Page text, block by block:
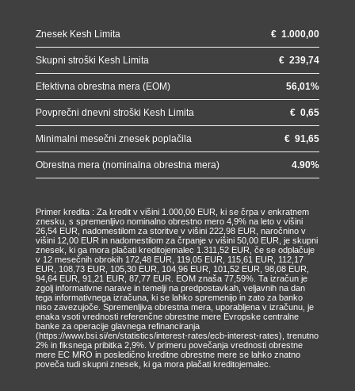
Znesek Kesh Limita €1.000,00
Skupni stroški Kesh Limita €239,74
Efektivna obrestna mera (EOM) 56,01%
Povprečni dnevni stroški Kesh Limita €0,65
Minimalni mesečni znesek poplačila €91,65
Obrestna mera (nominalna obrestna mera) 4.90%
Primer kredita : Za kredit v višini 1.000,00 EUR, ki se črpa v enkratnem
znesku, s spremenljivo nominalno obrestno mero 4,9% na leto v višini
26,54 EUR, nadomestilom za storitve v višini 222,98 EUR, naročnino v
višini 12,00 EUR in nadomestilom za črpanje v višini 50,00 EUR, je skupni
znesek, ki ga mora plačati kreditojemalec 1.311,52 EUR, če se odplačuje
v 12 mesečnih obrokih 172,48 EUR, 119,05 EUR, 115,61 EUR, 112,17
EUR, 108,73 EUR, 105,30 EUR, 104,96 EUR, 101,52 EUR, 98,08 EUR,
94,64 EUR, 91,21 EUR, 87,77 EUR. EOM znaša 77,59%. Ta izračun je
zgolj informativne narave in temelji na predpostavkah, veljavnih na dan
tega informativnega izračuna, ki se lahko spremenijo in zato za banko
niso zavezujoče. Spremenljiva obrestna mera, uporabljena v izračunu, je
enaka vsoti vrednosti referenčne obrestne mere Evropske centralne
banke za operacije glavnega refinanciranja
(https://www.bsi.si/en/statistics/interest-rates/ecb-interest-rates), trenutno
2% in fiksnega pribitka 2,9%. V primeru povečanja vrednosti obrestne
mere EC MRO in posledično kreditne obrestne mere se lahko znatno
poveča tudi skupni znesek, ki ga mora plačati kreditojemalec.